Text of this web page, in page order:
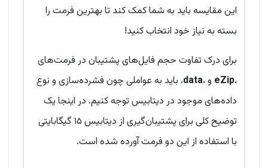
این مقایسه باید به شما کمک کند تا بهترین فرمت را
بسته به نیاز خود انتخاب کنید!
برای درک تفاوت حجم فایل‌های پشتیبان در فرمت‌های
.eZip
و.data
، باید به عواملی چون فشرده‌سازی و نوع
داده‌های موجود در دیتابیس توجه کنیم. در اینجا یک
توضیح کلی برای پشتیبان‌گیری از دیتابیس ۱۵ گیگابایتی
با استفاده از این دو فرمت آورده شده است.